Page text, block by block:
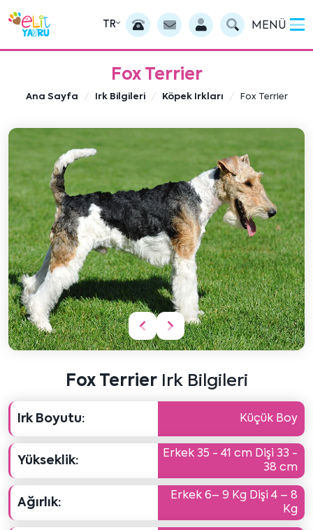
TR MENÜ
Fox Terrier
Ana Sayfa Irk Bilgileri Köpek Irkları Fox Terrier
Önceki
içeriği
Sonraki
içeriği
Fox TerrierIrk Bilgileri
Irk Boyutu: Küçük Boy
Yükseklik:
Erkek 35 - 41 cm Dişi 33 -
38 cm
Ağırlık:
Erkek 6– 9 Kg Dişi 4 – 8
Kg